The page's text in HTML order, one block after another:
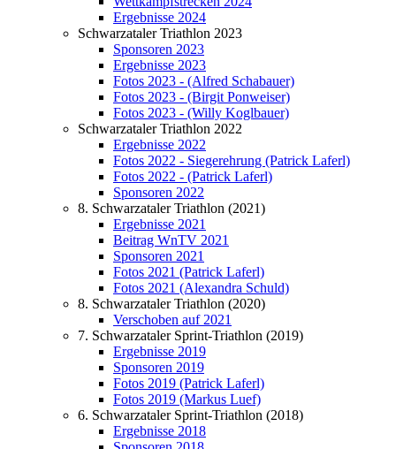
Ergebnisse 2024
Schwarzataler Triathlon 2023
Sponsoren 2023
Ergebnisse 2023
Fotos 2023 - (Alfred Schabauer)
Fotos 2023 - (Birgit Ponweiser)
Fotos 2023 - (Willy Koglbauer)
Schwarzataler Triathlon 2022
Ergebnisse 2022
Fotos 2022 - Siegerehrung (Patrick Laferl)
Fotos 2022 - (Patrick Laferl)
Sponsoren 2022
8. Schwarzataler Triathlon (2021)
Ergebnisse 2021
Beitrag WnTV 2021
Sponsoren 2021
Fotos 2021 (Patrick Laferl)
Fotos 2021 (Alexandra Schuld)
8. Schwarzataler Triathlon (2020)
Verschoben auf 2021
7. Schwarzataler Sprint-Triathlon (2019)
Ergebnisse 2019
Sponsoren 2019
Fotos 2019 (Patrick Laferl)
Fotos 2019 (Markus Luef)
6. Schwarzataler Sprint-Triathlon (2018)
Ergebnisse 2018